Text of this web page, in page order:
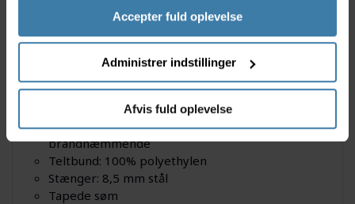
Accepter fuld oplevelse
Administrer indstillinger
Afvis fuld oplevelse
Easy Camp Energy 300
Antal personer: 3
Rum: 1 soverum og 1 fortelt/opbevaringsplads
Teltdug: 180T PU coated polyester
brandhæmmende
Teltbund: 100% polyethylen
Stænger: 8,5 mm stål
Tapede søm